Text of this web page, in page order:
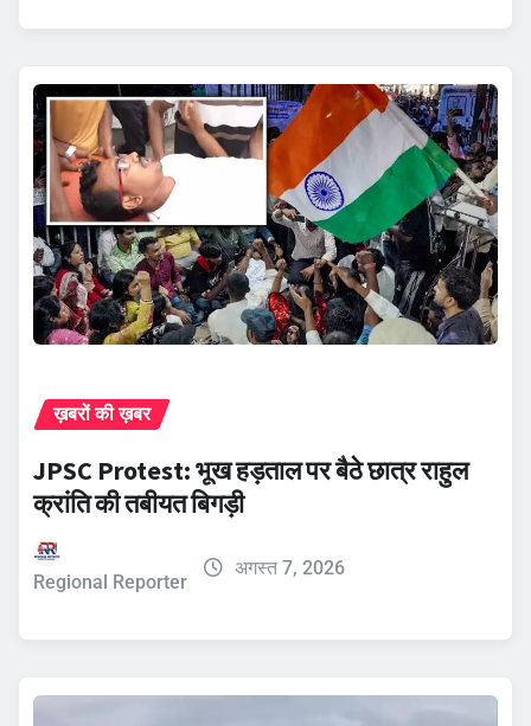
ख़बरों की ख़बर
JPSC Protest: भूख हड़ताल पर बैठे छात्र राहुल
क्रांति की तबीयत बिगड़ी
Regional Reporter
अगस्त 7, 2026